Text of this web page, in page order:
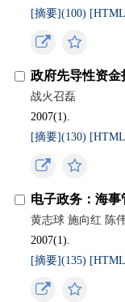
[摘要](100)
政府先导性资
战火召磊
2007(1).
[摘要](130)
电子政务：海
黄志球 施向红 陈
2007(1).
[摘要](135)